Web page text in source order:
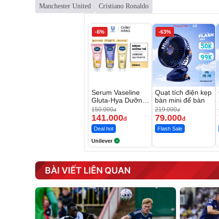
Manchester United Cristiano Ronaldo
-6%
Serum Vaseline
Gluta-Hya Dưỡng
Da Sáng Mịn Sau
7 Ngày
150.000đ
141.000đ
Deal hot
Unilever
-63%
Quạt tích điện kẹp
bàn mini để bàn
219.000đ
79.000đ
Flash Sale
BÀI VIẾT LIÊN QUAN